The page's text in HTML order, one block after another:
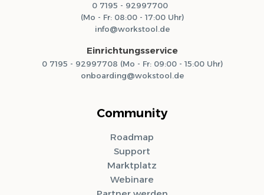
0 7195 - 92997700
(Mo - Fr: 08:00 - 17:00 Uhr)
info@workstool.de
Einrichtungsservice
0 7195 - 92997708 (Mo - Fr: 09:00 - 15:00 Uhr)
onboarding@wokstool.de
Community
Roadmap
Support
Marktplatz
Webinare